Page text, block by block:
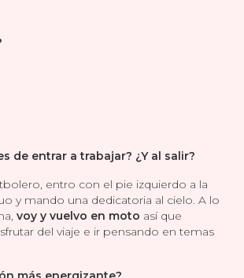
de entrar a trabajar? ¿Y al salir?
entro con el pie izquierdo a la
y mando una dedicatoria al cielo. A lo
voy y vuelvo en moto así que
del viaje e ir pensando en temas